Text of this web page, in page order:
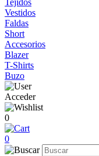
Tejidos
Vestidos
Faldas
Short
Accesorios
Blazer
T-Shirts
Buzo
Acceder
0
0